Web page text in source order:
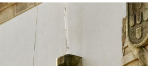
FAQ
LOJA ONLINE